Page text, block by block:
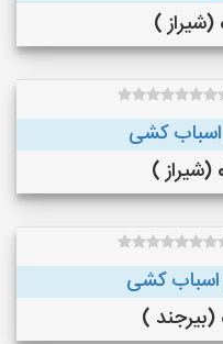
اسباب کشی
اسباب کشی